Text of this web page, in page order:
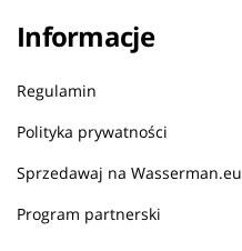
Informacje
Regulamin
Polityka prywatności
Sprzedawaj na Wasserman.eu
Program partnerski